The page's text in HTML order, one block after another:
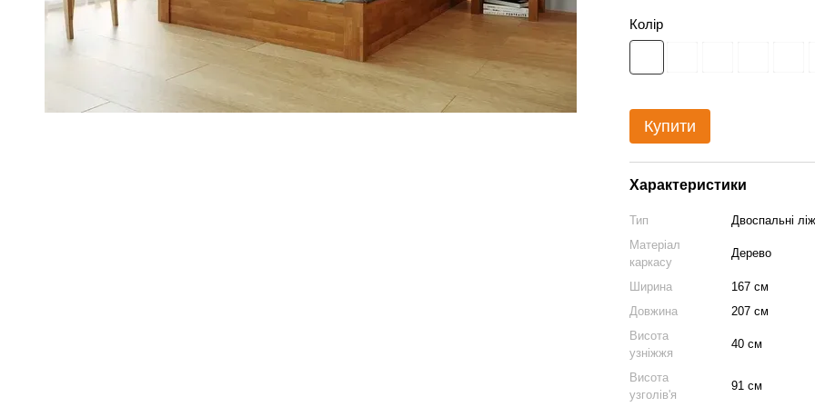
Колір
Купити
Характеристики
Тип
Двоспальні
Матеріал
каркасу
Дерево
Ширина
167 см
Довжина
207 см
Висота
узніжжя
40 см
Висота
узголів'я
91 см